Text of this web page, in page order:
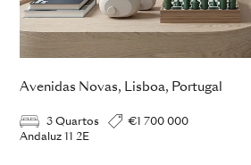
Avenidas Novas, Lisboa, Portugal
3 Quartos
€1 700 000
Andaluz 11 2E